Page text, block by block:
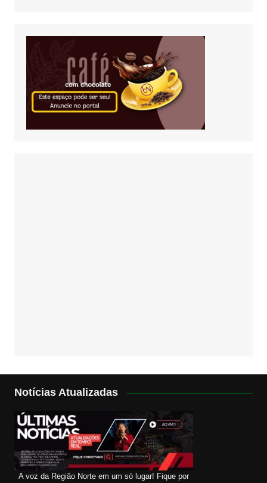
Notícias Atualizadas
A voz da Região Norte em um só lugar! Fique por